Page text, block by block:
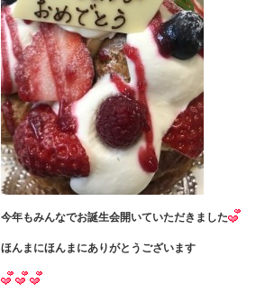
今年もみんなでお誕生会開いていただきました
ほんまにほんまにありがとうございます